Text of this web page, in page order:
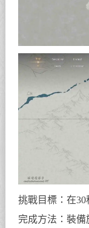
挑戰目標：在30
完成方法：裝